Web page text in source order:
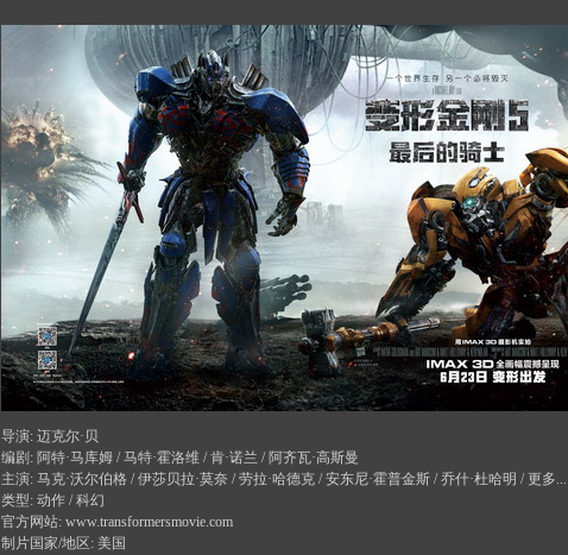
导演: 迈克尔·贝
编剧: 阿特·马库姆 / 马特·霍洛维 / 肯·诺兰 / 阿齐瓦·高斯曼
主演: 马克·沃尔伯格 / 伊莎贝拉·莫奈 / 劳拉·哈德克 / 安东尼·霍普金斯 / 乔什·杜哈明 / 更多...
类型: 动作 / 科幻
官方网站: www.transformersmovie.com
制片国家/地区: 美国